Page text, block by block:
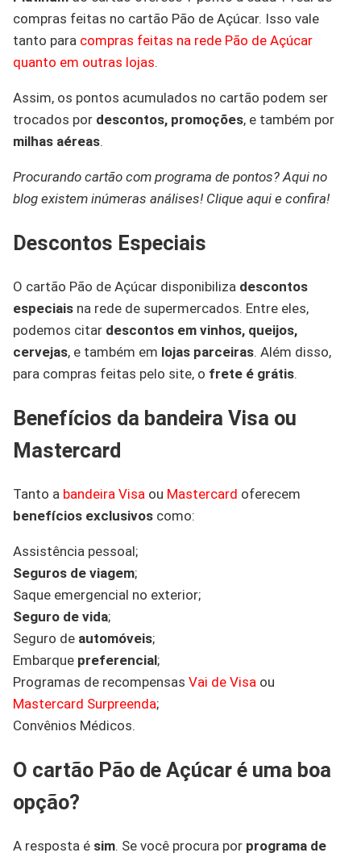
compras feitas no cartão Pão de Açúcar. Isso vale
tanto para compras feitas na rede Pão de Açúcar
quanto em outras lojas.
Assim, os pontos acumulados no cartão podem ser
trocados por descontos, promoções, e também por
milhas aéreas.
Procurando cartão com programa de pontos? Aqui no
blog existem inúmeras análises! Clique aqui e confira!
Descontos Especiais
O cartão Pão de Açúcar disponibiliza descontos
especiais na rede de supermercados. Entre eles,
podemos citar descontos em vinhos, queijos,
cervejas, e também em lojas parceiras. Além disso,
para compras feitas pelo site, o frete é grátis.
Benefícios da bandeira Visa ou
Mastercard
Tanto a bandeira Visa ou Mastercard oferecem
benefícios exclusivos como:
Assistência pessoal;
Seguros de viagem;
Saque emergencial no exterior;
Seguro de vida;
Seguro de automóveis;
Embarque preferencial;
Programas de recompensas Vai de Visa ou
Mastercard Surpreenda;
Convênios Médicos.
O cartão Pão de Açúcar é uma boa
opção?
A resposta é sim. Se você procura por programa de